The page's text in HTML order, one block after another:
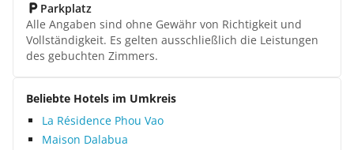
Parkplatz
Alle Angaben sind ohne Gewähr von Richtigkeit und
Vollständigkeit. Es gelten ausschließlich die Leistungen
des gebuchten Zimmers.
Beliebte Hotels im Umkreis
La Résidence Phou Vao
Maison Dalabua